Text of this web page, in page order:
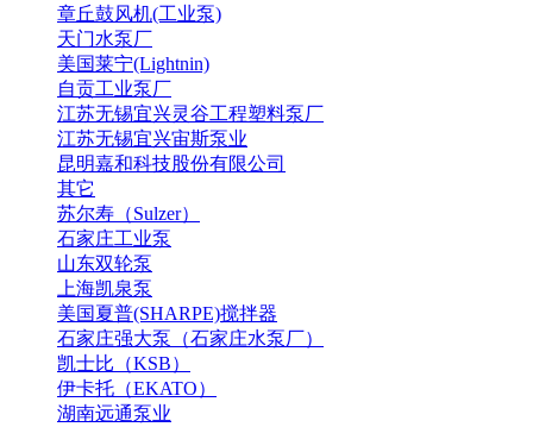
章丘鼓风机(工业泵)
天门水泵厂
美国莱宁(Lightnin)
自贡工业泵厂
江苏无锡宜兴灵谷工程塑料泵厂
江苏无锡宜兴宙斯泵业
昆明嘉和科技股份有限公司
其它
苏尔寿（Sulzer）
石家庄工业泵
山东双轮泵
上海凯泉泵
美国夏普(SHARPE)搅拌器
石家庄强大泵（石家庄水泵厂）
凯士比（KSB）
伊卡托（EKATO）
湖南远通泵业